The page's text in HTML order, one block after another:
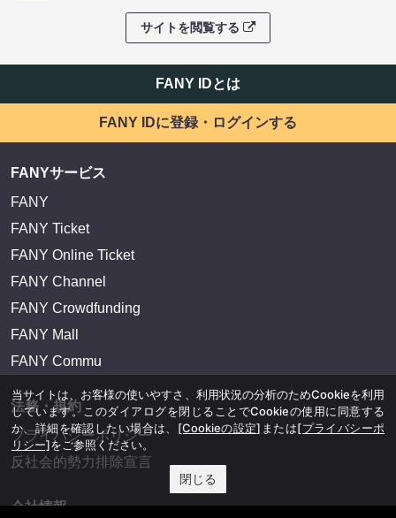
サイトを閲覧する
FANY IDとは
FANY IDに登録・ログインする
FANYサービス
FANY
FANY Ticket
FANY Online Ticket
FANY Channel
FANY Crowdfunding
FANY Mall
FANY Commu
法務・規約
プライバシーポリシー
反社会的勢力排除宣言
会社情報
当サイトは、お客様の使いやすさ、利用状況の分析のためCookieを利用
しています。このダイアログを閉じることでCookieの使用に同意する
か、詳細を確認したい場合は、 [Cookieの設定] または[プライバシーポ
リシー]をご参照ください。
閉じる